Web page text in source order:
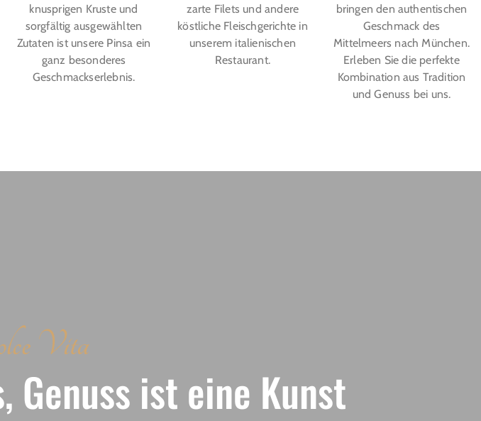
knusprigen Kruste und
sorgfältig ausgewählten
Zutaten ist unsere Pinsa ein
ganz besonderes
Geschmackserlebnis.
zarte Filets und andere
köstliche Fleischgerichte in
unserem italienischen
Restaurant.
bringen den authentischen
Geschmack des
Mittelmeers nach München.
Erleben Sie die perfekte
Kombination aus Tradition
und Genuss bei uns.
Vita
Genuss ist eine Kunst